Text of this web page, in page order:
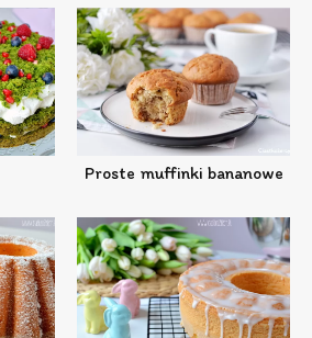
Proste muffinki bananowe